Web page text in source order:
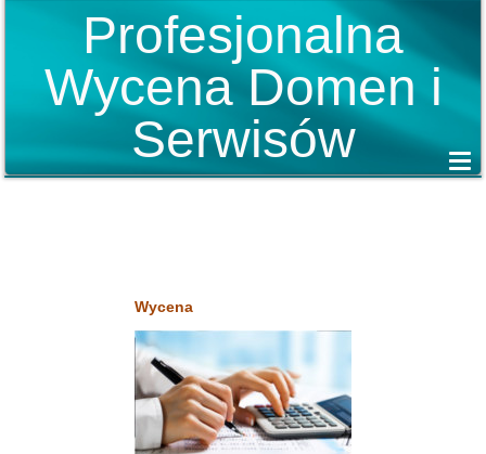
Profesjonalna
Wycena Domen i
Serwisów
Wycena